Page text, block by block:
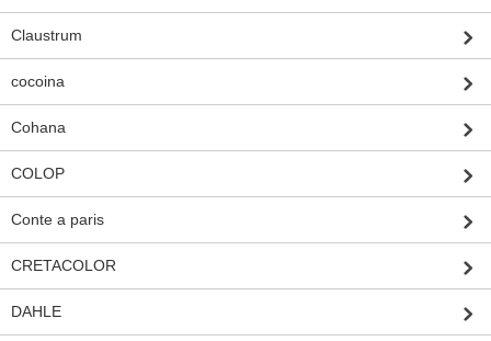
Claustrum
cocoina
Cohana
COLOP
Conte a paris
CRETACOLOR
DAHLE